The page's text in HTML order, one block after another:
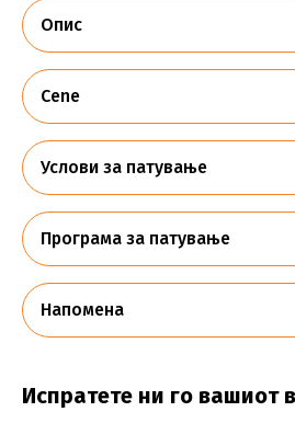
Опис
Cene
Услови за патување
Програма за патување
Напомена
Испратете ни го вашиот